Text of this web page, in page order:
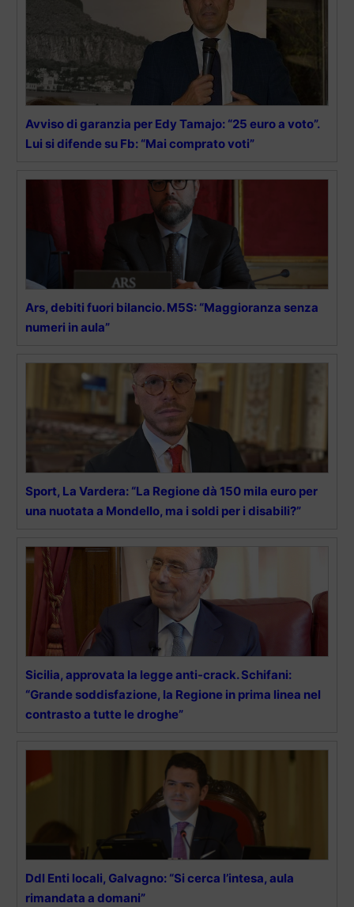
Avviso di garanzia per Edy Tamajo: “25 euro a voto”.
Lui si difende su Fb: “Mai comprato voti”
Ars, debiti fuori bilancio. M5S: “Maggioranza senza
numeri in aula”
Sport, La Vardera: “La Regione dà 150 mila euro per
una nuotata a Mondello, ma i soldi per i disabili?”
Sicilia, approvata la legge anti-crack. Schifani:
“Grande soddisfazione, la Regione in prima linea nel
contrasto a tutte le droghe”
Ddl Enti locali, Galvagno: “Si cerca l’intesa, aula
rimandata a domani”